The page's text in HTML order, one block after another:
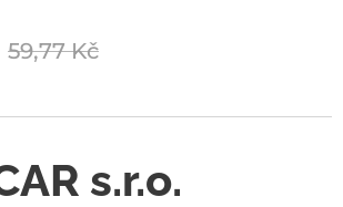
59,77Kč
s.r.o.